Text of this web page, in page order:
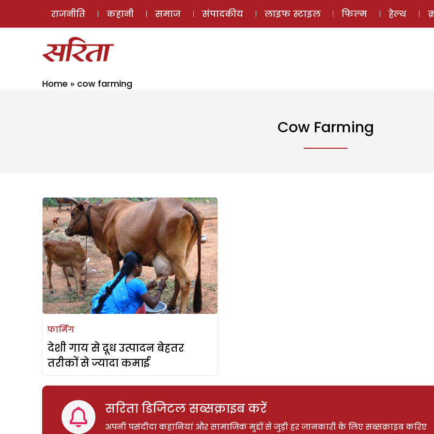
ई-मैगज़ीन
राजनीति कहानी समाज संपादकीय लाइफ स्टाइल फिल्म हेल्थ
Home » cow farming
Cow Farming
फार्मिंग
देशी गाय से दूध उत्पादन बेहतर
तरीकों से ज्यादा कमाई
सरिता डिजिटल सब्सक्राइब करें
अपनी पसंदीदा कहानियां और सामाजिक मुद्दों से जुड़ी हर जानकारी के लिए सब्सक्राइब करिए